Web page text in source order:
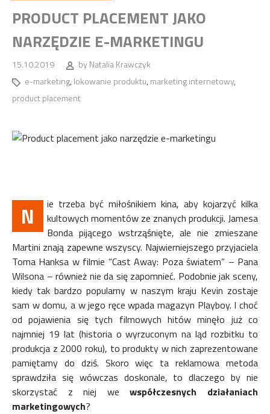
PRODUCT PLACEMENT JAKO
NARZĘDZIE E-MARKETINGU
15.10.2019 by Natalia Krawczyk
e-marketing, lokowanie produktu, marketing internetowy,
product placement
N
ie trzeba być miłośnikiem kina, aby kojarzyć kilka
kultowych momentów ze znanych produkcji. Jamesa
Bonda pijącego wstrząśnięte, ale nie zmieszane
Martini znają zapewne wszyscy. Najwierniejszego przyjaciela
Toma Hanksa w filmie “Cast Away: Poza światem” – Pana
Wilsona – również nie da się zapomnieć. Podobnie jak sceny,
kiedy tak bardzo popularny w naszym kraju Kevin zostaje
sam w domu, a w jego ręce wpada magazyn Playboy. I choć
od pojawienia się tych filmowych hitów minęło już co
najmniej 19 lat (historia o wyrzuconym na ląd rozbitku to
produkcja z 2000 roku), to produkty w nich zaprezentowane
pamiętamy do dziś. Skoro więc ta reklamowa metoda
sprawdziła się wówczas doskonale, to dlaczego by nie
skorzystać z niej wewspółczesnych działaniach
marketingowych?